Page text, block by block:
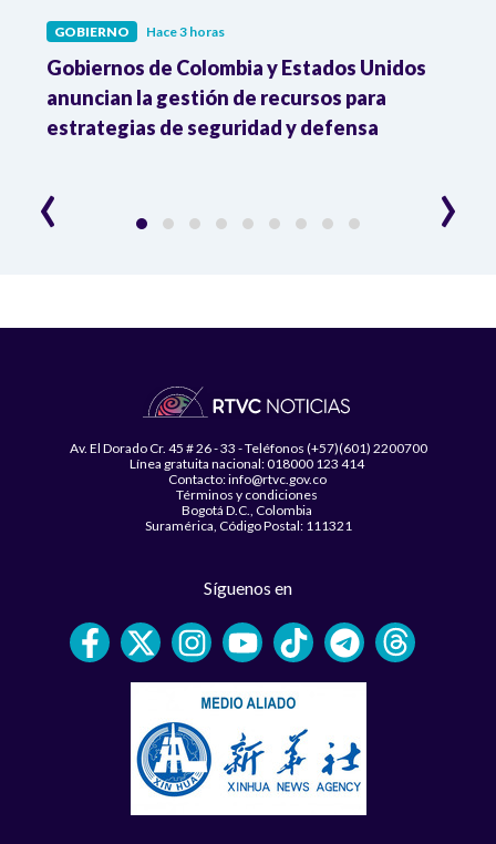
GOBIERNO Hace 3 horas
Gobiernos de Colombia y Estados Unidos
anuncian la gestión de recursos para
estrategias de seguridad y defensa
‹ ›
Av. El Dorado Cr. 45 # 26 - 33 - Teléfonos (+57)(601) 2200700
Línea gratuita nacional: 018000 123 414
Contacto: info@rtvc.gov.co
Términos y condiciones
Bogotá D.C., Colombia
Suramérica, Código Postal: 111321
Síguenos en